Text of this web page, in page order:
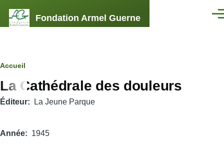
Fondation Armel Guerne
Fil
d'Ariane
Accueil
La Cathédrale des douleurs
Éditeur La Jeune Parque
Année 1945